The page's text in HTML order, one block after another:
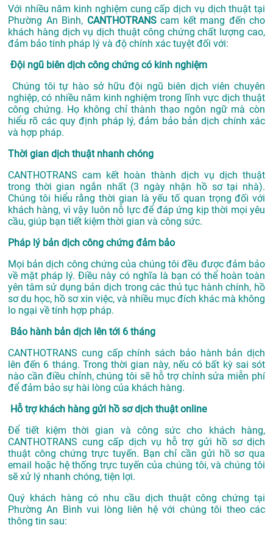
Với nhiều năm kinh nghiệm cung cấp dịch vụ dịch thuật tại
Phường An Bình, CANTHOTRANScam kết mang đến cho
khách hàng dịch vụ dịch thuật công chứng chất lượng cao,
đảm bảo tính pháp lý và độ chính xác tuyệt đối với:
Đội ngũ biên dịch công chứng có kinh nghiệm
Chúng tôi tự hào sở hữu đội ngũ biên dịch viên chuyên
nghiệp, có nhiều năm kinh nghiệm trong lĩnh vực dịch thuật
công chứng. Họ không chỉ thành thạo ngôn ngữ mà còn
hiểu rõ các quy định pháp lý, đảm bảo bản dịch chính xác
và hợp pháp.
Thời gian dịch thuật nhanh chóng
CANTHOTRANS cam kết hoàn thành dịch vụ dịch thuật
trong thời gian ngắn nhất (3 ngày nhận hồ sơ tại nhà).
Chúng tôi hiểu rằng thời gian là yếu tố quan trọng đối với
khách hàng, vì vậy luôn nỗ lực để đáp ứng kịp thời mọi yêu
cầu, giúp bạn tiết kiệm thời gian và công sức.
Pháp lý bản dịch công chứng đảm bảo
Mọi bản dịch công chứng của chúng tôi đều được đảm bảo
về mặt pháp lý. Điều này có nghĩa là bạn có thể hoàn toàn
yên tâm sử dụng bản dịch trong các thủ tục hành chính, hồ
sơ du học, hồ sơ xin việc, và nhiều mục đích khác mà không
lo ngại về tính hợp pháp.
Bảo hành bản dịch lên tới 6 tháng
CANTHOTRANS cung cấp chính sách bảo hành bản dịch
lên đến 6 tháng. Trong thời gian này, nếu có bất kỳ sai sót
nào cần điều chỉnh, chúng tôi sẽ hỗ trợ chỉnh sửa miễn phí
để đảm bảo sự hài lòng của khách hàng.
Hỗ trợ khách hàng gửi hồ sơ dịch thuật online
Để tiết kiệm thời gian và công sức cho khách hàng,
CANTHOTRANS cung cấp dịch vụ hỗ trợ gửi hồ sơ dịch
thuật công chứng trực tuyến. Bạn chỉ cần gửi hồ sơ qua
email hoặc hệ thống trực tuyến của chúng tôi, và chúng tôi
sẽ xử lý nhanh chóng, tiện lợi.
Quý khách hàng có nhu cầu dịch thuật công chứng tại
Phường An Bình vui lòng liên hệ với chúng tôi theo các
thông tin sau: